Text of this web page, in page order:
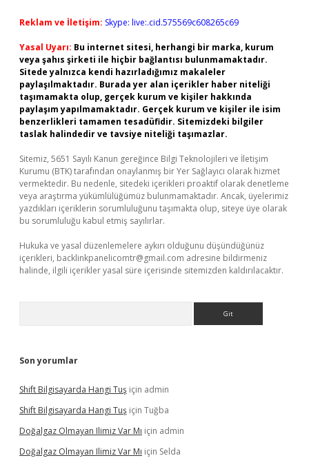
Reklam ve İletişim: Skype: live:.cid.575569c608265c69
Yasal Uyarı: Bu internet sitesi, herhangi bir marka, kurum
veya şahıs şirketi ile hiçbir bağlantısı bulunmamaktadır.
Sitede yalnızca kendi hazırladığımız makaleler
paylaşılmaktadır. Burada yer alan içerikler haber niteliği
taşımamakta olup, gerçek kurum ve kişiler hakkında
paylaşım yapılmamaktadır. Gerçek kurum ve kişiler ile isim
benzerlikleri tamamen tesadüfidir. Sitemizdeki bilgiler
taslak halindedir ve tavsiye niteliği taşımazlar.
Sitemiz, 5651 Sayılı Kanun gereğince Bilgi Teknolojileri ve İletişim
Kurumu (BTK) tarafından onaylanmış bir Yer Sağlayıcı olarak hizmet
vermektedir. Bu nedenle, sitedeki içerikleri proaktif olarak denetleme
veya araştırma yükümlülüğümüz bulunmamaktadır. Ancak, üyelerimiz
yazdıkları içeriklerin sorumluluğunu taşımakta olup, siteye üye olarak
bu sorumluluğu kabul etmiş sayılırlar.
Hukuka ve yasal düzenlemelere aykırı olduğunu düşündüğünüz
içerikleri, backlinkpanelicomtr@gmail.com adresine bildirmeniz
halinde, ilgili içerikler yasal süre içerisinde sitemizden kaldırılacaktır.
Son yorumlar
Shift Bilgisayarda Hangi Tuş için admin
Shift Bilgisayarda Hangi Tuş için Tuğba
Doğalgaz Olmayan Ilimiz Var Mı için admin
Doğalgaz Olmayan Ilimiz Var Mı için Selda